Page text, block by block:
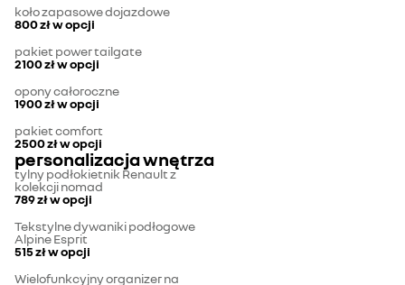
koło zapasowe dojazdowe
800 złw opcji
pakiet power tailgate
2100 złw opcji
opony całoroczne
1900 złw opcji
pakiet comfort
2500 złw opcji
personalizacja wnętrza
tylny podłokietnik Renault z
kolekcji nomad
789 złw opcji
Tekstylne dywaniki podłogowe
Alpine Esprit
515 złw opcji
Wielofunkcyjny organizer na